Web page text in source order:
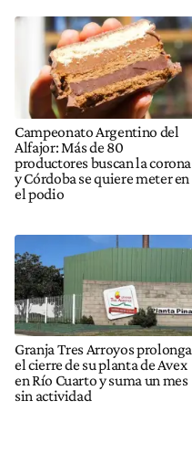
Campeonato Argentino del
Alfajor: Más de 80
productores buscan la corona
y Córdoba se quiere meter en
el podio
Granja Tres Arroyos prolonga
el cierre de su planta de Avex
en Río Cuarto y suma un mes
sin actividad